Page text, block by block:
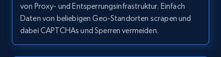
Zillow properties listing information -
von Proxy- und Entsperrungsinfrastruktur. Einfach
Daten von beliebigen Geo-Standorten scrapen und
dabei CAPTCHAs und Sperren vermeiden.